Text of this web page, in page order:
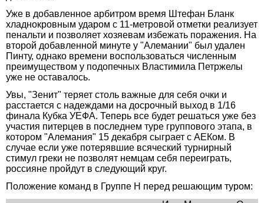
Уже в добавленное арбитром время Штефан Бланк
хладнокровным ударом с 11-метровой отметки реализует
пенальти и позволяет хозяевам избежать поражения. На
второй добавленной минуте у "Алемании" был удален
Пинту, однако времени воспользоваться численным
преимуществом у подопечных Властимила Петржелы
уже не оставалось.
Увы, "Зенит" теряет столь важные для себя очки и
расстается с надеждами на досрочный выход в 1/16
финала Кубка УЕФА. Теперь все будет решаться уже без
участия питерцев в последнем туре группового этапа, в
котором "Алемания" 15 декабря сыграет с АЕКом. В
случае если уже потерявшие всяческий турнирный
стимул греки не позволят немцам себя переиграть,
россияне пройдут в следующий круг.
Положение команд в Группе Н перед решающим туром: